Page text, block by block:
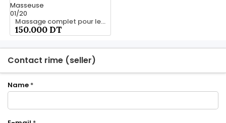
Masseuse
01/20
Massage complet pour les hommes srd 20466285
150.000 DT
Contact rime (seller)
Name *